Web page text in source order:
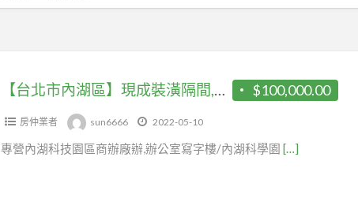
$100,000.00
【台北市內湖區】現成裝潢隔間,浴室及茶水間/西湖捷運站旁
房仲業者 sun6666 2022-05-10
專營內湖科技園區商辦廠辦,辦公室寫字樓/內湖科學園 […]